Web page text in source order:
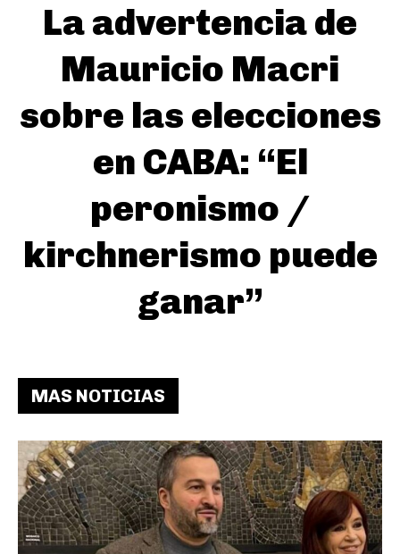
La advertencia de
Mauricio Macri
sobre las elecciones
en CABA: “El
peronismo /
kirchnerismo puede
ganar”
MAS NOTICIAS